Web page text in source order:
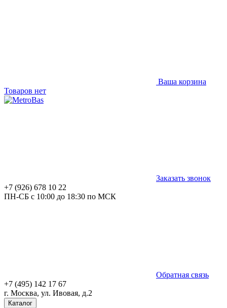
Ваша корзина
Товаров нет
Заказать звонок
+7 (926) 678 10 22
ПН-СБ с 10:00 до 18:30 по МСК
Обратная связь
+7 (495) 142 17 67
г. Москва, ул. Ивовая, д.2
Каталог